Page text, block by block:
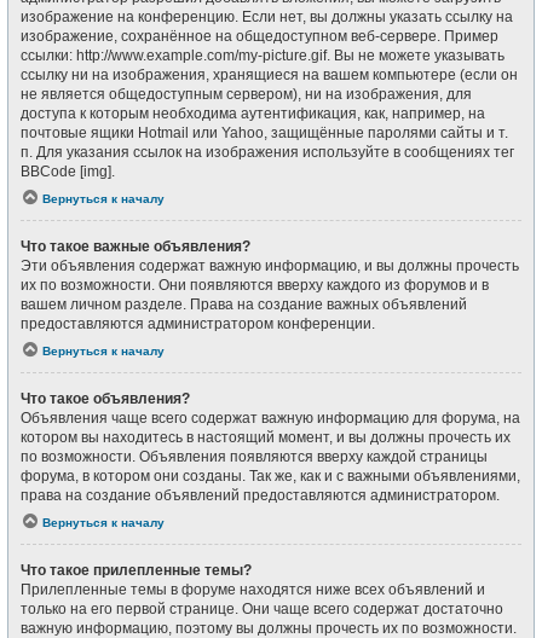
изображение на конференцию. Если нет, вы должны указать ссылку на
изображение, сохранённое на общедоступном веб-сервере. Пример
ссылки: http://www.example.com/my-picture.gif. Вы не можете указывать
ссылку ни на изображения, хранящиеся на вашем компьютере (если он
не является общедоступным сервером), ни на изображения, для
доступа к которым необходима аутентификация, как, например, на
почтовые ящики Hotmail или Yahoo, защищённые паролями сайты и т.
п. Для указания ссылок на изображения используйте в сообщениях тег
BBCode [img].
Вернуться к началу
Что такое важные объявления?
Эти объявления содержат важную информацию, и вы должны прочесть
их по возможности. Они появляются вверху каждого из форумов и в
вашем личном разделе. Права на создание важных объявлений
предоставляются администратором конференции.
Вернуться к началу
Что такое объявления?
Объявления чаще всего содержат важную информацию для форума, на
котором вы находитесь в настоящий момент, и вы должны прочесть их
по возможности. Объявления появляются вверху каждой страницы
форума, в котором они созданы. Так же, как и с важными объявлениями,
права на создание объявлений предоставляются администратором.
Вернуться к началу
Что такое прилепленные темы?
Прилепленные темы в форуме находятся ниже всех объявлений и
только на его первой странице. Они чаще всего содержат достаточно
важную информацию, поэтому вы должны прочесть их по возможности.